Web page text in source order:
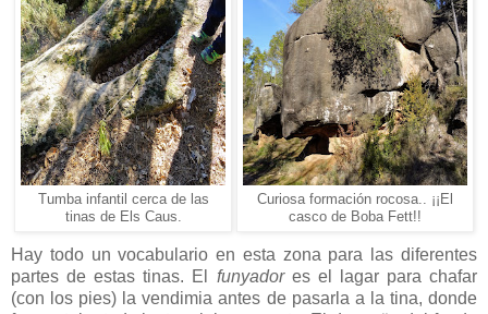
Tumba infantil cerca de las
tinas de Els Caus.
Curiosa formación rocosa.. ¡¡El
casco de Boba Fett!!
Hay todo un vocabulario en esta zona para las diferentes
partes de estas tinas. El funyadores el lagar para chafar
(con los pies) la vendimia antes de pasarla a la tina, donde